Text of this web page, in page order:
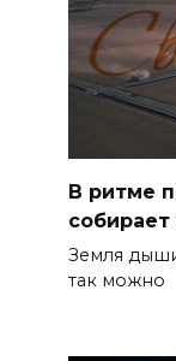
В ритме
Земля
так можно